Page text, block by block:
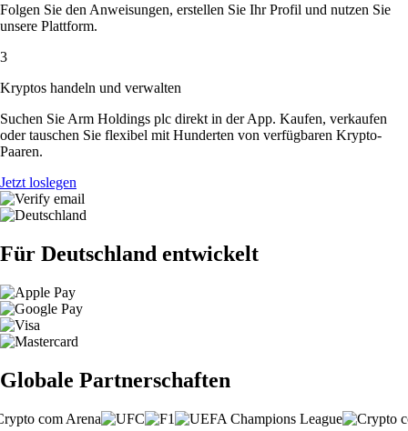
Folgen Sie den Anweisungen, erstellen Sie Ihr Profil und nutzen Sie
unsere Plattform.
3
Kryptos handeln und verwalten
Suchen Sie Arm Holdings plc direkt in der App. Kaufen, verkaufen
oder tauschen Sie flexibel mit Hunderten von verfügbaren Krypto-
Paaren.
Jetzt loslegen
Für Deutschland entwickelt
Globale Partnerschaften